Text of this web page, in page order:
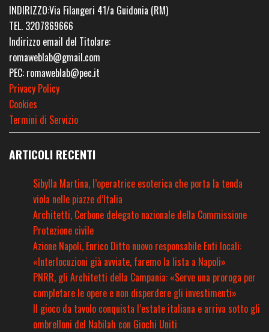
INDIRIZZO:Via Filangeri 41/a Guidonia (RM)
TEL. 3207869666
Indirizzo email del Titolare:
romaweblab@gmail.com
PEC: romaweblab@pec.it
Privacy Policy
Cookies
Termini di Servizio
ARTICOLI RECENTI
Sibylla Martina, l’operatrice esoterica che porta la tenda
viola nelle piazze d’Italia
Architetti, Cerbone delegato nazionale della Commissione
Protezione civile
Azione Napoli, Enrico Ditto nuovo responsabile Enti locali:
«Interlocuzioni già avviate, faremo la lista a Napoli»
PNRR, gli Architetti della Campania: «Serve una proroga per
completare le opere e non disperdere gli investimenti»
Il gioco da tavolo conquista l’estate italiana e arriva sotto gli
ombrelloni del Nabilah con Giochi Uniti